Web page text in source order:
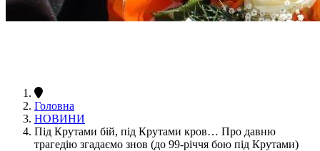
Головна
НОВИНИ
Під Крутами бій, під Крутами кров… Про давню
трагедію згадаємо знов (до 99-річчя бою під Крутами)